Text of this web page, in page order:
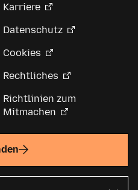
Karriere
Datenschutz
Cookies
Rechtliches
Richtlinien zum
Mitmachen